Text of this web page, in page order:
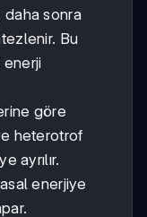
daha sonra
Bu
enerji
göre
heterotrof
ayrılır.
enerjiye